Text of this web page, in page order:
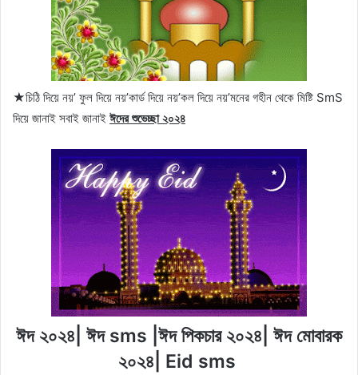
★চিঠি দিয়ে নয়’ ফুল দিয়ে নয়’কার্ড দিয়ে নয়’কল দিয়ে নয়’মনের গহীন থেকে মিষ্টি SmS
দিয়ে জানাই সবাই জানাই ঈদের শুভেচ্ছা ২০২৪
ঈদ ২০২৪| ঈদ sms |ঈদ পিকচার ২০২৪| ঈদ মোবারক
২০২৪| Eid sms